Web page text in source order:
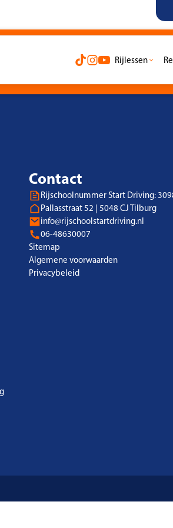
Rijlessen
Boek een
Contact
Rijschoolnummer Start Driving:
Pallasstraat 52 | 5048 CJ Tilburg
info@rijschoolstartdriving.nl
06-48630007
Sitemap
Algemene voorwaarden
Privacybeleid